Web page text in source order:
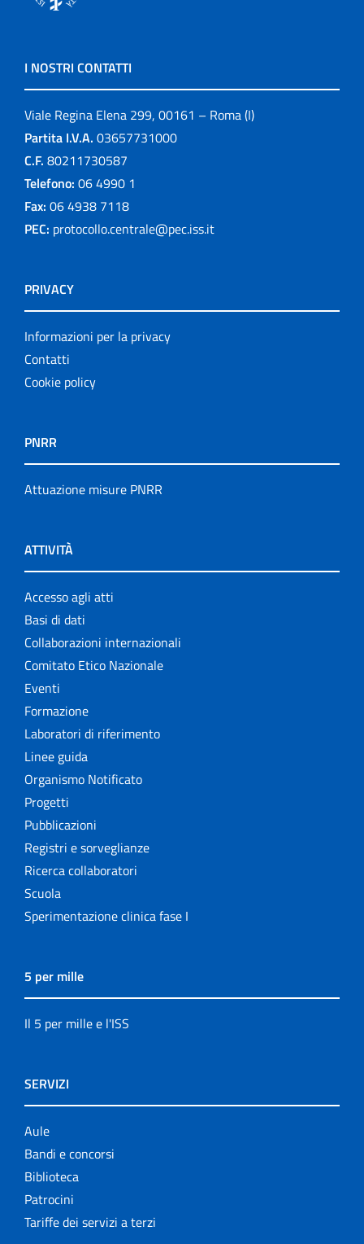
I NOSTRI CONTATTI
Viale Regina Elena 299, 00161 – Roma (I)
Partita I.V.A. 03657731000
C.F. 80211730587
Telefono: 06 4990 1
Fax: 06 4938 7118
PEC: protocollo.centrale@pec.iss.it
PRIVACY
Informazioni per la privacy
Contatti
Cookie policy
PNRR
Attuazione misure PNRR
ATTIVITÀ
Accesso agli atti
Basi di dati
Collaborazioni internazionali
Comitato Etico Nazionale
Eventi
Formazione
Laboratori di riferimento
Linee guida
Organismo Notificato
Progetti
Pubblicazioni
Registri e sorveglianze
Ricerca collaboratori
Scuola
Sperimentazione clinica fase I
5 per mille
Il 5 per mille e l'ISS
SERVIZI
Aule
Bandi e concorsi
Biblioteca
Patrocini
Tariffe dei servizi a terzi